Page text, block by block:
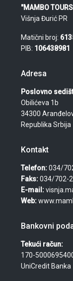
"MAMBO
Višnja Đurić PR
Matični broj:
PIB: 106438981
Adresa
Poslovno
Obilićeva 1b
34300
Republika Srbija
Kontakt
Telefon:034/
Faks:034/702-
E-mail:
Web:
Bankovni
Tekući račun:
170-
UniCredit Banka